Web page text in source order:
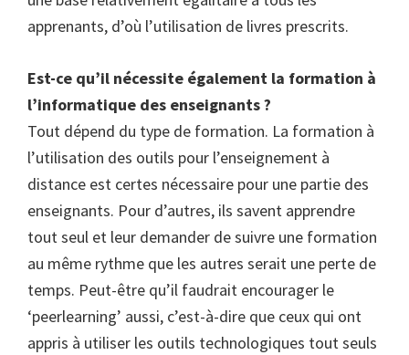
apprenants, d’où l’utilisation de livres prescrits.
Est-ce qu’il nécessite également la formation à
l’informatique des enseignants ?
Tout dépend du type de formation. La formation à
l’utilisation des outils pour l’enseignement à
distance est certes nécessaire pour une partie des
enseignants. Pour d’autres, ils savent apprendre
tout seul et leur demander de suivre une formation
au même rythme que les autres serait une perte de
temps. Peut-être qu’il faudrait encourager le
‘peerlearning’ aussi, c’est-à-dire que ceux qui ont
appris à utiliser les outils technologiques tout seuls